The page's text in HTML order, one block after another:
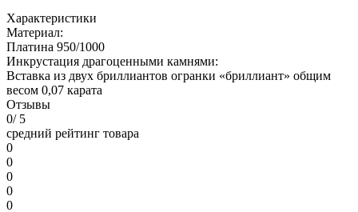
Характеристики
Материал:
Платина 950/1000
Инкрустация драгоценными камнями:
Вставка из двух бриллиантов огранки «бриллиант» общим
весом 0,07 карата
Отзывы
0/ 5
средний рейтинг товара
0
0
0
0
0